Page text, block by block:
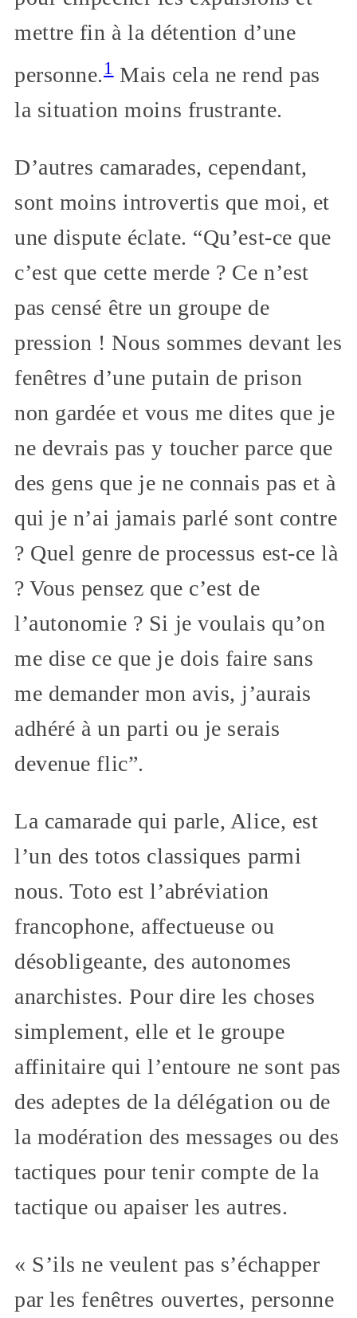
mettre fin à la détention d’une
personne.1 Mais cela ne rend pas
la situation moins frustrante.
D’autres camarades, cependant,
sont moins introvertis que moi, et
une dispute éclate. “Qu’est-ce que
c’est que cette merde ? Ce n’est
pas censé être un groupe de
pression ! Nous sommes devant les
fenêtres d’une putain de prison
non gardée et vous me dites que je
ne devrais pas y toucher parce que
des gens que je ne connais pas et à
qui je n’ai jamais parlé sont contre
? Quel genre de processus est-ce là
? Vous pensez que c’est de
l’autonomie ? Si je voulais qu’on
me dise ce que je dois faire sans
me demander mon avis, j’aurais
adhéré à un parti ou je serais
devenue flic”.
La camarade qui parle, Alice, est
l’un des totos classiques parmi
nous. Toto est l’abréviation
francophone, affectueuse ou
désobligeante, des autonomes
anarchistes. Pour dire les choses
simplement, elle et le groupe
affinitaire qui l’entoure ne sont pas
des adeptes de la délégation ou de
la modération des messages ou des
tactiques pour tenir compte de la
tactique ou apaiser les autres.
« S’ils ne veulent pas s’échapper
par les fenêtres ouvertes, personne